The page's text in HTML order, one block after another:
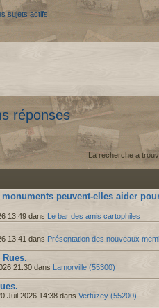
sujets actifs
réponses
La recherche a
peuvent-elles aider
13:49 dans Le bar des amis cartophiles
13:41 dans Présentation des nouveaux
21:30 dans Lamorville (55300)
Juil 2026 14:38 dans Vertuzey (55200)